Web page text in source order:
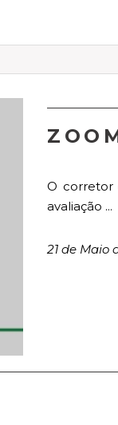
O corretor
avaliação ...
21 de Maio